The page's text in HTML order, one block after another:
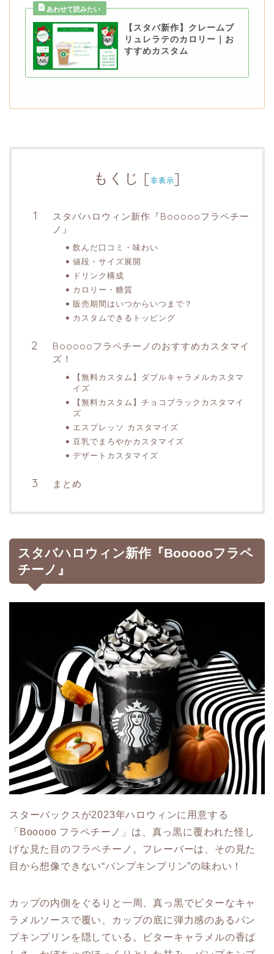
【スタバ新作】クレームブ
リュレラテのカロリー｜お
すすめカスタム
もくじ [非表示]
スタバハロウィン新作『Boooooフラペチー
ノ』
飲んだ口コミ・味わい
値段・サイズ展開
ドリンク構成
カロリー・糖質
販売期間はいつからいつまで？
カスタムできるトッピング
Boooooフラペチーノのおすすめカスタマイ
ズ！
【無料カスタム】ダブルキャラメルカスタマ
イズ
【無料カスタム】チョコブラックカスタマイ
ズ
エスプレッソ カスタマイズ
豆乳でまろやかカスタマイズ
デザートカスタマイズ
まとめ
スタバハロウィン新作『Boooooフラペ
チーノ』
スターバックスが2023年ハロウィンに用意する
「Booooo フラペチーノ」は、真っ黒に覆われた怪し
げな見た目のフラペチーノ。フレーバーは、その見た
目から想像できない“パンプキンプリン”の味わい！
カップの内側をぐるりと一周、真っ黒でビターなキャ
ラメルソースで覆い、カップの底に弾力感のあるパン
プキンプリンを隠している。ビターキャラメルの香ば